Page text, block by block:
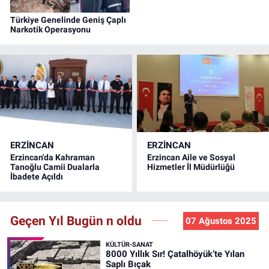
Türkiye Genelinde Geniş Çaplı
Narkotik Operasyonu
ERZINCAN
Erzincan'da Kahraman
Tanoğlu Camii Dualarla
İbadete Açıldı
ERZINCAN
Erzincan Aile ve Sosyal
Hizmetler İl Müdürlüğü
Geçen Yıl Bugün n oldu 07 Ağustos 2025
KÜLTÜR-SANAT
8000 Yıllık Sır! Çatalhöyük’te Yılan
Saplı Bıçak